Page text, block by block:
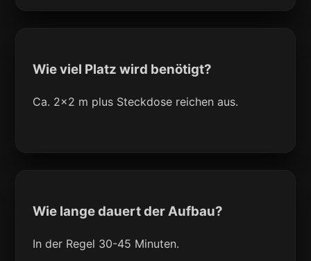
Wie viel Platz wird benötigt?
Ca. 2x2 m plus Steckdose reichen aus.
Wie lange dauert der Aufbau?
In der Regel 30-45 Minuten.